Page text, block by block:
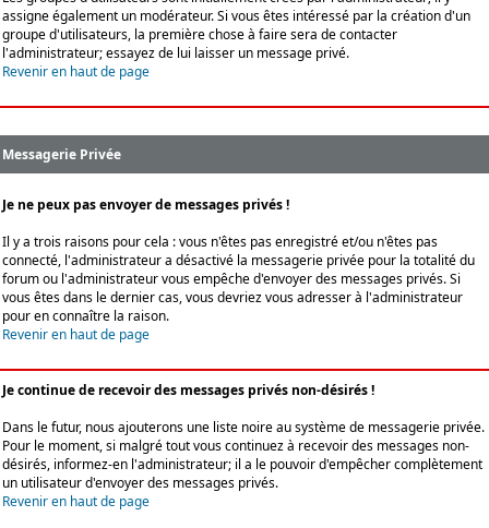
assigne également un modérateur. Si vous êtes intéressé par la création d'un
groupe d'utilisateurs, la première chose à faire sera de contacter
l'administrateur; essayez de lui laisser un message privé.
Revenir en haut de page
Messagerie Privée
Je ne peux pas envoyer de messages privés !
Il y a trois raisons pour cela : vous n'êtes pas enregistré et/ou n'êtes pas
connecté, l'administrateur a désactivé la messagerie privée pour la totalité du
forum ou l'administrateur vous empêche d'envoyer des messages privés. Si
vous êtes dans le dernier cas, vous devriez vous adresser à l'administrateur
pour en connaître la raison.
Revenir en haut de page
Je continue de recevoir des messages privés non-désirés !
Dans le futur, nous ajouterons une liste noire au système de messagerie privée.
Pour le moment, si malgré tout vous continuez à recevoir des messages non-
désirés, informez-en l'administrateur; il a le pouvoir d'empêcher complètement
un utilisateur d'envoyer des messages privés.
Revenir en haut de page